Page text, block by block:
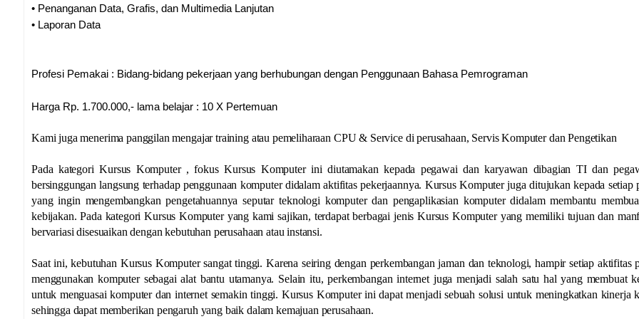
• Penanganan Data, Grafis, dan Multimedia Lanjutan
• Laporan Data
Profesi Pemakai : Bidang-bidang pekerjaan yang berhubungan dengan Penggunaan Bahasa Pemrograman
Harga Rp. 1.700.000,- lama belajar : 10 X Pertemuan
Kami juga menerima panggilan mengajar training atau pemeliharaan CPU & Service di perusahaan, Servis Komputer dan Pengetikan
Pada kategori Kursus Komputer , fokus Kursus Komputer ini diutamakan kepada pegawai dan karyawan dibagian TI dan
bersinggungan langsung terhadap penggunaan komputer didalam aktifitas pekerjaannya. Kursus Komputer juga ditujukan kepada setiap
yang ingin mengembangkan pengetahuannya seputar teknologi komputer dan pengaplikasian komputer didalam membantu
kebijakan. Pada kategori Kursus Komputer yang kami sajikan, terdapat berbagai jenis Kursus Komputer yang memiliki tujuan dan
bervariasi disesuaikan dengan kebutuhan perusahaan atau instansi.
Saat ini, kebutuhan Kursus Komputer sangat tinggi. Karena seiring dengan perkembangan jaman dan teknologi, hampir setiap aktifitas
menggunakan komputer sebagai alat bantu utamanya. Selain itu, perkembangan internet juga menjadi salah satu hal yang membuat
untuk menguasai komputer dan internet semakin tinggi. Kursus Komputer ini dapat menjadi sebuah solusi untuk meningkatkan kinerja
sehingga dapat memberikan pengaruh yang baik dalam kemajuan perusahaan.